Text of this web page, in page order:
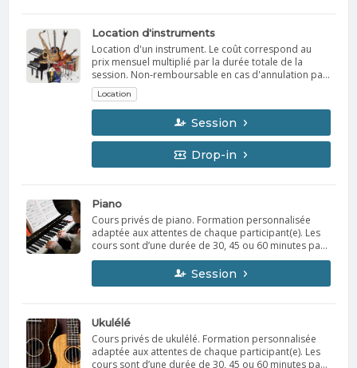
Location d'instruments
Location d'un instrument. Le coût correspond au
prix mensuel multiplié par la durée totale de la
session. Non-remboursable en cas d'annulation par
le membre.
Location
Session
Drop-in
Piano
Cours privés de piano. Formation personnalisée
adaptée aux attentes de chaque participant(e). Les
cours sont d’une durée de 30, 45 ou 60 minutes par
semaine. Le professeur vous contactera la semaine
précédant le début des cours afin d’établir l’horaire
avec vous. Possibilité de location d’instrument.
Session
Ukulélé
Cours privés de ukulélé. Formation personnalisée
adaptée aux attentes de chaque participant(e). Les
cours sont d’une durée de 30, 45 ou 60 minutes par